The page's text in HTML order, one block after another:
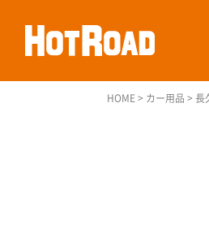
HOME > カー用品 > 長